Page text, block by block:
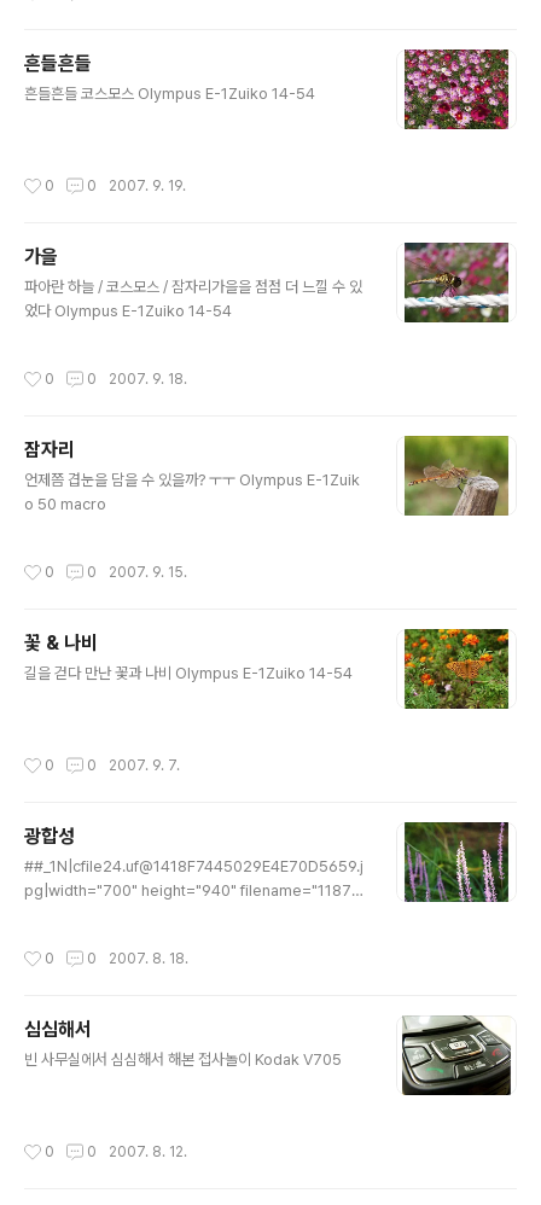
흔들흔들
흔들흔들 코스모스 Olympus E-1Zuiko 14-54
0 0 2007. 9. 19.
가을
파아란 하늘 / 코스모스 / 잠자리가을을 점점 더 느낄 수 있
었다 Olympus E-1Zuiko 14-54
0 0 2007. 9. 18.
잠자리
언제쯤 겹눈을 담을 수 있을까? ㅜㅜ Olympus E-1Zuik
o 50 macro
0 0 2007. 9. 15.
꽃 & 나비
길을 걷다 만난 꽃과 나비 Olympus E-1Zuiko 14-54
0 0 2007. 9. 7.
광합성
##_1N|cfile24.uf@1418F7445029E4E70D5659.j
pg|width="700" height="940" filename="11874
안드로메드로 갔지만나름 분위기가 좋아서 ^^ Olympus
0 0 2007. 8. 18.
심심해서
빈 사무실에서 심심해서 해본 접사놀이 Kodak V705
0 0 2007. 8. 12.